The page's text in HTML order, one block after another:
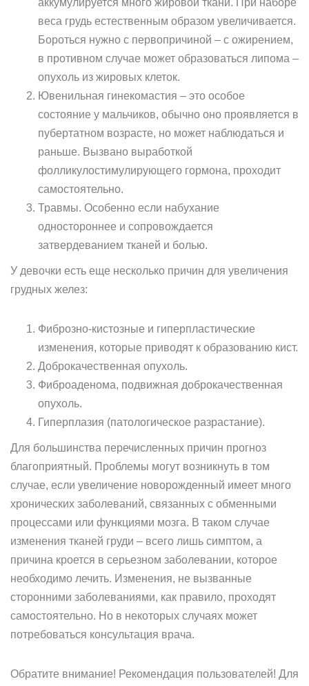
аккумулируется много жировой ткани. При наборе
веса грудь естественным образом увеличивается.
Бороться нужно с первопричиной – с ожирением,
в противном случае может образоваться липома –
опухоль из жировых клеток.
Ювенильная гинекомастия – это особое
состояние у мальчиков, обычно оно проявляется в
пубертатном возрасте, но может наблюдаться и
раньше. Вызвано выработкой
фолликулостимулирующего гормона, проходит
самостоятельно.
Травмы. Особенно если набухание
одностороннее и сопровождается
затвердеванием тканей и болью.
У девочки есть еще несколько причин для увеличения
грудных желез:
Фиброзно-кистозные и гиперпластические
изменения, которые приводят к образованию кист.
Доброкачественная опухоль.
Фиброаденома, подвижная доброкачественная
опухоль.
Гиперплазия (патологическое разрастание).
Для большинства перечисленных причин прогноз
благоприятный. Проблемы могут возникнуть в том
случае, если увеличение новорожденный имеет много
хронических заболеваний, связанных с обменными
процессами или функциями мозга. В таком случае
изменения тканей груди – всего лишь симптом, а
причина кроется в серьезном заболевании, которое
необходимо лечить. Изменения, не вызванные
сторонними заболеваниями, как правило, проходят
самостоятельно. Но в некоторых случаях может
потребоваться консультация врача.
Обратите внимание! Рекомендация пользователей! Для